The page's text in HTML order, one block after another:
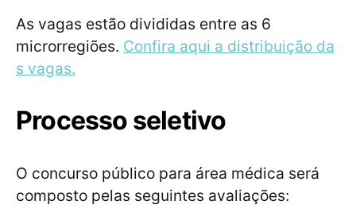
As vagas estão divididas entre as 6
microrregiões. Confira aqui a distribuição da
s vagas.
Processo seletivo
O concurso público para área médica será
composto pelas seguintes avaliações: